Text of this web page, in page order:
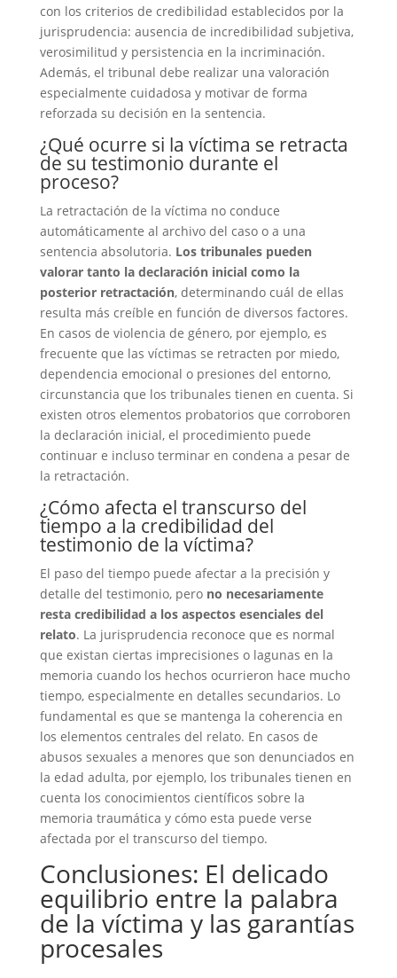
con los criterios de credibilidad establecidos por la
jurisprudencia: ausencia de incredibilidad subjetiva,
verosimilitud y persistencia en la incriminación.
Además, el tribunal debe realizar una valoración
especialmente cuidadosa y motivar de forma
reforzada su decisión en la sentencia.
¿Qué ocurre si la víctima se retracta
de su testimonio durante el
proceso?
La retractación de la víctima no conduce
automáticamente al archivo del caso o a una
sentencia absolutoria. Los tribunales pueden
valorar tanto la declaración inicial como la
posterior retractación, determinando cuál de ellas
resulta más creíble en función de diversos factores.
En casos de violencia de género, por ejemplo, es
frecuente que las víctimas se retracten por miedo,
dependencia emocional o presiones del entorno,
circunstancia que los tribunales tienen en cuenta. Si
existen otros elementos probatorios que corroboren
la declaración inicial, el procedimiento puede
continuar e incluso terminar en condena a pesar de
la retractación.
¿Cómo afecta el transcurso del
tiempo a la credibilidad del
testimonio de la víctima?
El paso del tiempo puede afectar a la precisión y
detalle del testimonio, pero no necesariamente
resta credibilidad a los aspectos esenciales del
relato. La jurisprudencia reconoce que es normal
que existan ciertas imprecisiones o lagunas en la
memoria cuando los hechos ocurrieron hace mucho
tiempo, especialmente en detalles secundarios. Lo
fundamental es que se mantenga la coherencia en
los elementos centrales del relato. En casos de
abusos sexuales a menores que son denunciados en
la edad adulta, por ejemplo, los tribunales tienen en
cuenta los conocimientos científicos sobre la
memoria traumática y cómo esta puede verse
afectada por el transcurso del tiempo.
Conclusiones: El delicado
equilibrio entre la palabra
de la víctima y las garantías
procesales